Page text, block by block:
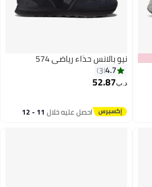
نيو بالانس حذاء رياضي 574
4.7
3
د.ب‏52.87
احصل عليه خلال 11 - 12
اغسطس